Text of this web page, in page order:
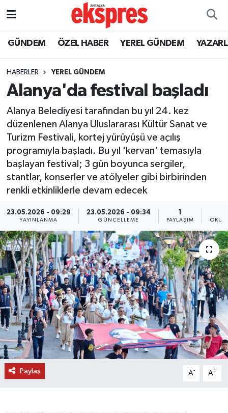
GÜNDEM ÖZEL HABER YEREL GÜNDEM
HABERLER YEREL GÜNDEM
Alanya'da festival başladı
Alanya Belediyesi tarafından bu yıl 24. kez
düzenlenen Alanya Uluslararası Kültür Sanat ve
Turizm Festivali, kortej yürüyüşü ve açılış
programıyla başladı. Bu yıl 'kervan' temasıyla
başlayan festival; 3 gün boyunca sergiler,
stantlar, konserler ve atölyeler gibi birbirinden
renkli etkinliklerle devam edecek
23.05.2026 - 09:29
YAYINLANMA
23.05.2026 - 09:34
GÜNCELLEME
1
PAYLAŞIM
Paylaş A- A+
ÖZEL HABER
YEREL GÜNDEM
EKONOMİ
KÜLTÜR - SANAT
SPOR
SİYASET
SAĞLIK
DÜNYA
EĞİTİM
TURİZM
RÖPORTAJ
VİDEO HABERLER
YAZARLAR
Nöbetçi Eczaneler
Trafik Durumu
Süper Lig Puan Durumu ve Fikstür
Tüm Manşetler
Son Dakika Haberleri
Haber Arşivi